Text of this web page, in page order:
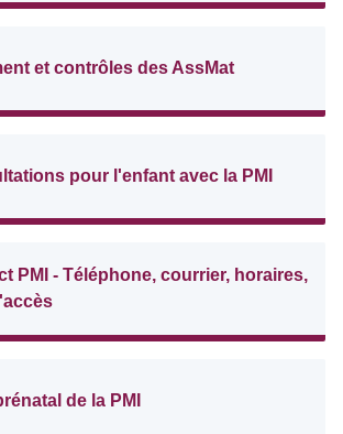
et contrôles des AssMat
pour l'enfant avec la PMI
PMI - Téléphone, courrier, horaires,
de la PMI